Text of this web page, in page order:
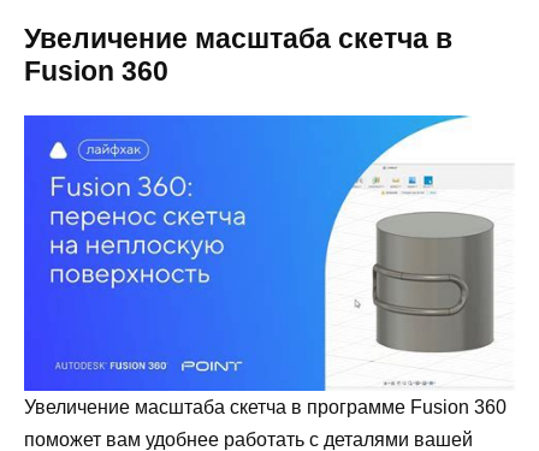
Увеличение масштаба скетча в
Fusion 360
Увеличение масштаба скетча в программе Fusion 360
поможет вам удобнее работать с деталями вашей